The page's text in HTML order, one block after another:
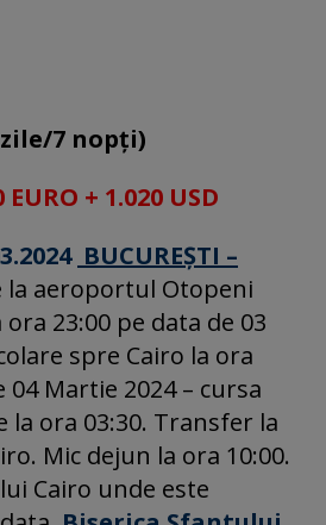
7 nopți)
EURO + 1.020 USD
BUCUREŞTI –
aeroportul Otopeni
23:00 pe data de 03
spre Cairo la ora
04 Martie 2024 – cursa
la ora 03:30. Transfer la
Mic dejun la ora 10:00.
Cairo unde este